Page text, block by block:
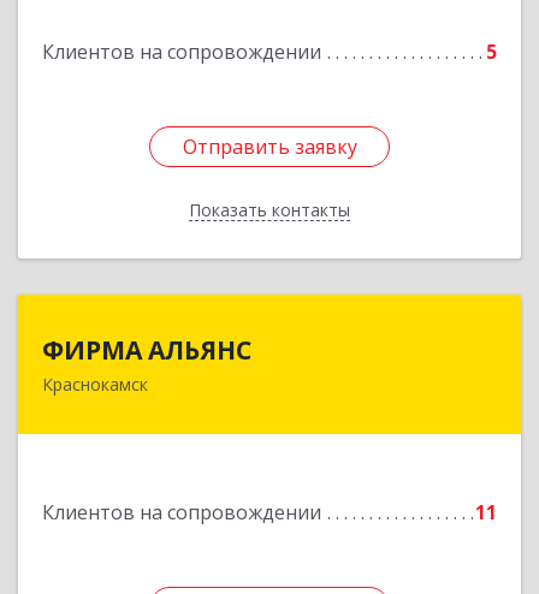
Клиентов на сопровождении 5
Отправить заявку
Показать контакты
Отправить заявку
Назад
ФИРМА АЛЬЯНС
Краснокамск
Клиентов на сопровождении 11